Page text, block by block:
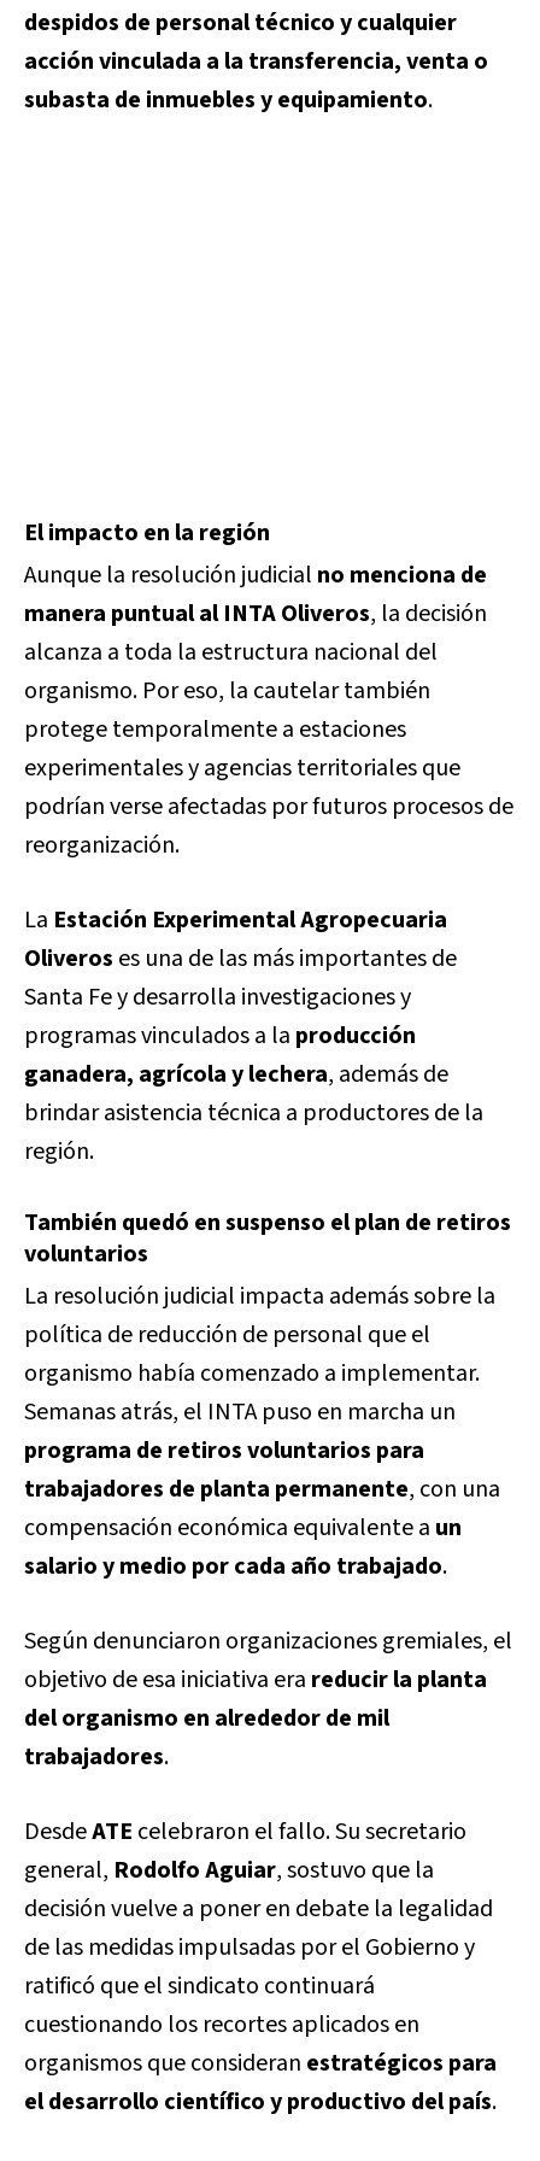
despidos de personal técnico y cualquier
acción vinculada a la transferencia, venta o
subasta de inmuebles y equipamiento.
El impacto en la región
Aunque la resolución judicial no menciona de
manera puntual al INTA Oliveros, la decisión
alcanza a toda la estructura nacional del
organismo. Por eso, la cautelar también
protege temporalmente a estaciones
experimentales y agencias territoriales que
podrían verse afectadas por futuros procesos de
reorganización.
La Estación Experimental Agropecuaria
Oliveros es una de las más importantes de
Santa Fe y desarrolla investigaciones y
programas vinculados a la producción
ganadera, agrícola y lechera, además de
brindar asistencia técnica a productores de la
región.
También quedó en suspenso el plan de retiros
voluntarios
La resolución judicial impacta además sobre la
política de reducción de personal que el
organismo había comenzado a implementar.
Semanas atrás, el INTA puso en marcha un
programa de retiros voluntarios para
trabajadores de planta permanente, con una
compensación económica equivalente a un
salario y medio por cada año trabajado.
Según denunciaron organizaciones gremiales, el
objetivo de esa iniciativa era reducir la planta
del organismo en alrededor de mil
trabajadores.
DesdeATE celebraron el fallo. Su secretario
general, Rodolfo Aguiar, sostuvo que la
decisión vuelve a poner en debate la legalidad
de las medidas impulsadas por el Gobierno y
ratificó que el sindicato continuará
cuestionando los recortes aplicados en
organismos que consideran estratégicos para
el desarrollo científico y productivo del país.